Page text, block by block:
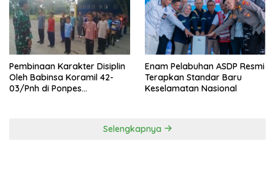
Pembinaan Karakter Disiplin
Oleh Babinsa Koramil 42-
03/Pnh di Ponpes
Enam Pelabuhan ASDP Resmi
Terapkan Standar Baru
Keselamatan Nasional
Selengkapnya